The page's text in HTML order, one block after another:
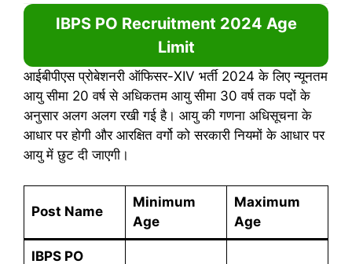
IBPS PO Recruitment 2024 Age
Limit
आईबीपीएस प्रोबेशनरी ऑफिसर-XIV भर्ती 2024 के लिए न्यूनतम
आयु सीमा 20 वर्ष से अधिकतम आयु सीमा 30 वर्ष तक पदों के
अनुसार अलग अलग रखी गई है। आयु की गणना अधिसूचना के
आधार पर होगी और आरक्षित वर्गो को सरकारी नियमों के आधार पर
आयु में छुट दी जाएगी।
Post Name
Minimum
Age
Maximum
Age
IBPS PO